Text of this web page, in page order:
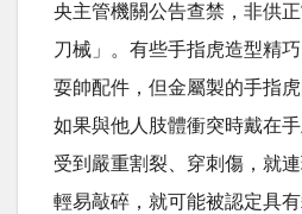
央主管機關公告查禁，非供
刀械」。有些手指虎造型精
耍帥配件，但金屬製的手指
如果與他人肢體衝突時戴在
受到嚴重割裂、穿刺傷，就
輕易敲碎，就可能被認定具